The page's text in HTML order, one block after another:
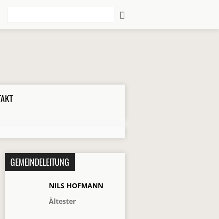
GEMEINDELEITUNG
NILS HOFMANN
Ältester